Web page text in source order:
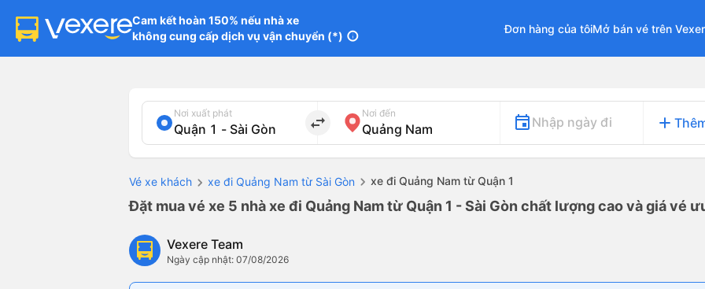
Cam kết hoàn 150% nếu nhà xe
không cung cấp dịch vụ vận chuyển (*) info
Đơn hàng của tôiMở bán vé trên
Nơi xuất phát
import_export
Nơi đến
Nhập ngày đi add
Vé xe khách xe đi Quảng Nam từ Sài Gòn xe đi Quảng Nam từ Quận 1
Đặt mua vé xe 5 nhà xe đi Quảng Nam từ Quận 1 - Sài Gòn chất lượng cao và giá vé
Vexere Team
Ngày cập nhật: 07/08/2026